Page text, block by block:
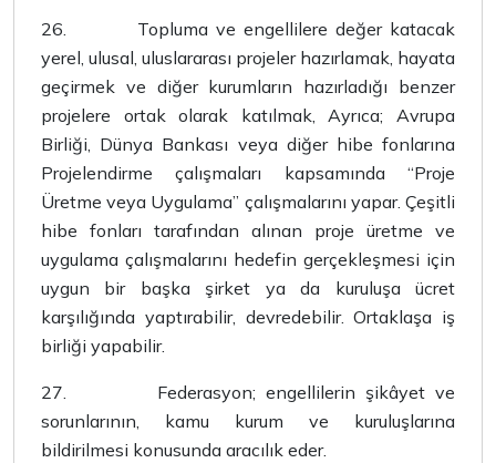
26.
Topluma ve engellilere değer katacak
yerel, ulusal, uluslararası projeler hazırlamak, hayata
geçirmek ve diğer kurumların hazırladığı benzer
projelere ortak olarak katılmak, Ayrıca; Avrupa
Birliği, Dünya Bankası veya diğer hibe fonlarına
Projelendirme çalışmaları kapsamında “Proje
Üretme veya Uygulama” çalışmalarını yapar. Çeşitli
hibe fonları tarafından alınan proje üretme ve
uygulama çalışmalarını hedefin gerçekleşmesi için
uygun bir başka şirket ya da kuruluşa ücret
karşılığında yaptırabilir, devredebilir. Ortaklaşa iş
birliği yapabilir.
27.
Federasyon; engellilerin şikâyet ve
sorunlarının, kamu kurum ve kuruluşlarına
bildirilmesi konusunda aracılık eder.